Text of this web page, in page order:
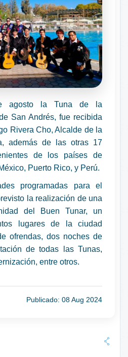
agosto la Tuna de la
San Andrés, fue recibida
Rivera Cho, Alcalde de la
además de las otras 17
de los países de
Puerto Rico, y Perú.
programadas para el
la realización de una
del Buen Tunar, un
lugares de la ciudad
ofrendas, dos noches de
de todas las Tunas,
entre otros.
Publicado: 08 Aug 2024